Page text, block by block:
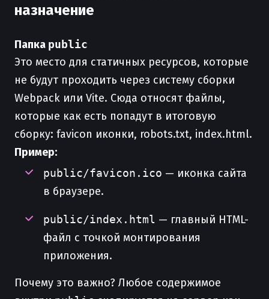
назначение
Папка public
Это место для статичных ресурсов, которые
не будут проходить через систему сборки
Webpack или Vite. Сюда относят файлы,
которые как есть попадут в итоговую
сборку: favicon иконки, robots.txt, index.html.
Пример:
public/favicon.ico — иконка сайта
в браузере.
public/index.html — главный HTML-
файл с точкой монтирования
приложения.
Почему это важно? Любое содержимое